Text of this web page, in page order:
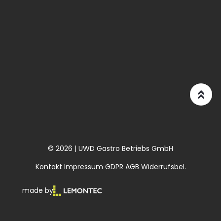
© 2026 | UWD Gastro Betriebs GmbH
Kontakt Impressum GDPR AGB Widerrufsbel.
made by